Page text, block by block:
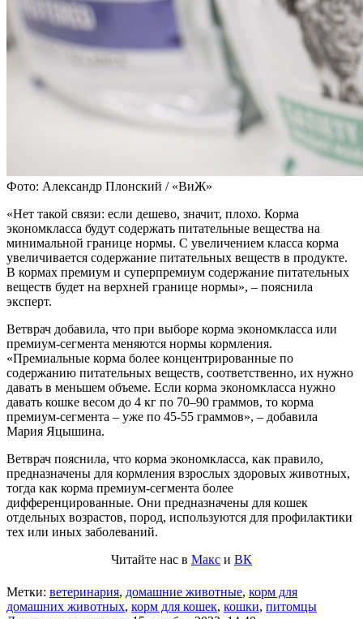
Фото: Александр Плонский / «ВиЖ»
«Нет такой связи: если дешево, значит, плохо. Корма
экономкласса будут содержать питательные вещества на
минимальной границе нормы. С увеличением класса корма
увеличивается содержание питательных веществ в продукте.
В кормах премиум и суперпремиум содержание питательных
веществ будет на верхней границе нормы», – пояснила
эксперт.
Ветврач добавила, что при выборе корма экономкласса или
премиум-сегмента меняются нормы кормления.
«Премиальные корма более концентрированные по
содержанию питательных веществ, соответственно, их нужно
давать в меньшем объеме. Если корма экономкласса нужно
давать кошке весом до 4 кг по 70–90 граммов, то корма
премиум-сегмента – уже по 45-55 граммов», – добавила
Мария Яцышина.
Ветврач пояснила, что корма экономкласса, как правило,
предназначены для кормления взрослых здоровых животных,
тогда как корма премиум-сегмента более
дифференцированные. Они предназначены для кошек
отдельных возрастов, пород, используются для профилактики
тех или иных заболеваний.
Читайте нас в Макс и ВК
Метки: ветеринария, домашние животные, корм для
домашних животных, корм для кошек, кошки, питомцы